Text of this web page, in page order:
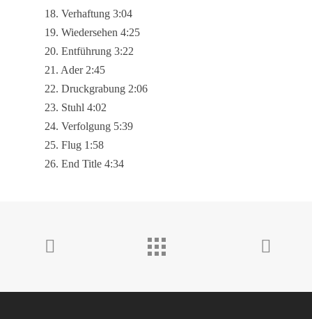
18. Verhaftung 3:04
19. Wiedersehen 4:25
20. Entführung 3:22
21. Ader 2:45
22. Druckgrabung 2:06
23. Stuhl 4:02
24. Verfolgung 5:39
25. Flug 1:58
26. End Title 4:34